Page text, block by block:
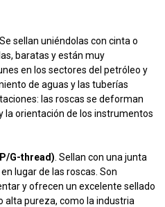
. Se sellan uniéndolas con cinta o
baratas y están muy
en los sectores del petróleo y
de aguas y las tuberías
las roscas se deforman
la orientación de los instrumentos
G-thread) . Sellan con una junta
lugar de las roscas. Son
y ofrecen un excelente sellado
alta pureza, como la industria